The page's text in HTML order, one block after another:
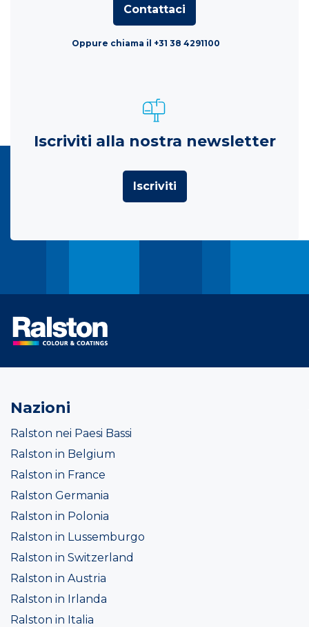
Contattaci
Oppure chiama il +31 38 4291100
Iscriviti alla nostra newsletter
Iscriviti
Nazioni
Ralston nei Paesi Bassi
Ralston in Belgium
Ralston in France
Ralston Germania
Ralston in Polonia
Ralston in Lussemburgo
Ralston in Switzerland
Ralston in Austria
Ralston in Irlanda
Ralston in Italia